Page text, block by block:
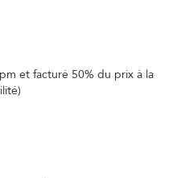
et facturé 50% du prix à la